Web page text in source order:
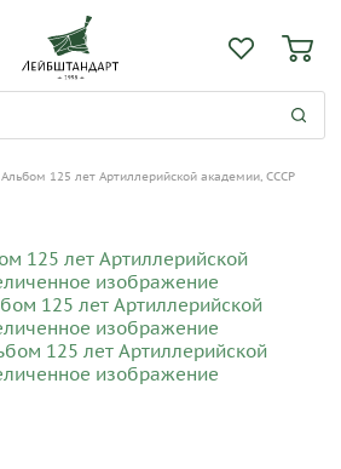
Альбом 125 лет Артиллерийской академии, СССР